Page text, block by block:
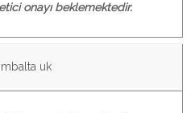
onayı beklemektedir.
uk